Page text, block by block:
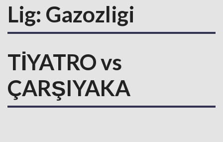
Lig: Gazozligi
TİYATRO vs
ÇARŞIYAKA